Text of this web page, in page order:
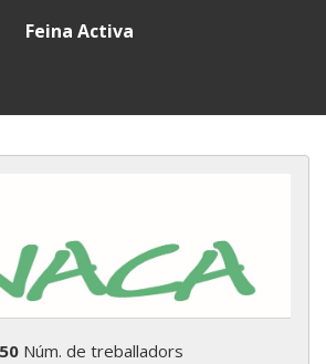
Feina Activa
Núm. de treballadors